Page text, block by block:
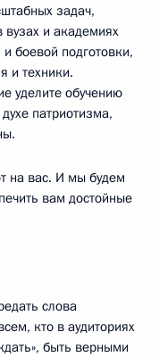
задач,
и академиях
боевой подготовки,
и техники.
уделите обучению
патриотизма,
на вас. И мы будем
вам достойные
слова
кто в аудиториях
быть верными